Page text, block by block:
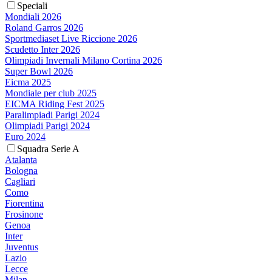
Speciali
Mondiali 2026
Roland Garros 2026
Sportmediaset Live Riccione 2026
Scudetto Inter 2026
Olimpiadi Invernali Milano Cortina 2026
Super Bowl 2026
Eicma 2025
Mondiale per club 2025
EICMA Riding Fest 2025
Paralimpiadi Parigi 2024
Olimpiadi Parigi 2024
Euro 2024
Squadra Serie A
Atalanta
Bologna
Cagliari
Como
Fiorentina
Frosinone
Genoa
Inter
Juventus
Lazio
Lecce